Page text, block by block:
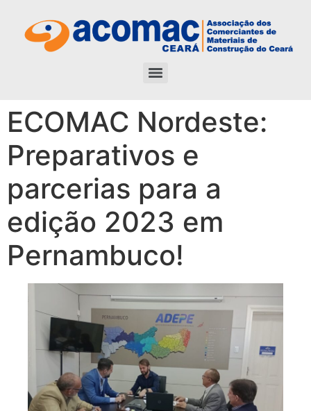
ECOMAC Nordeste:
Preparativos e
parcerias para a
edição 2023 em
Pernambuco!